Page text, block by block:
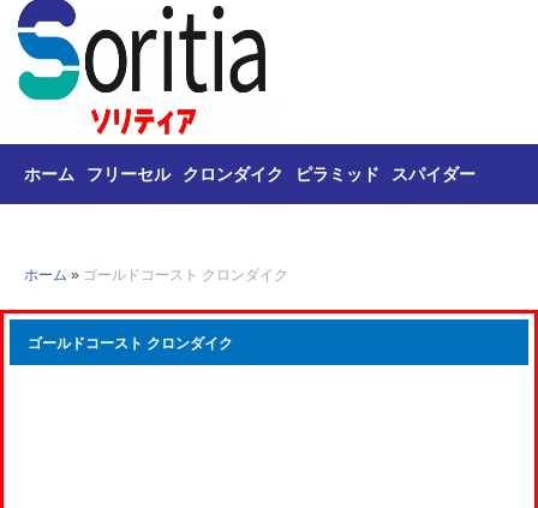
ホーム フリーセル クロンダイク ピラミッド スパイダー
ホーム » ゴールドコースト クロンダイク
ゴールドコースト クロンダイク